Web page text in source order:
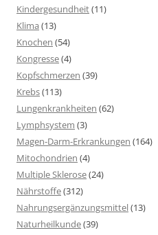
Kindergesundheit(11)
Klima (13)
Knochen (54)
Kongresse(4)
Kopfschmerzen (39)
Krebs(113)
Lungenkrankheiten (62)
Lymphsystem (3)
Magen-Darm-Erkrankungen (164)
Mitochondrien (4)
Multiple Sklerose(24)
Nährstoffe(312)
Nahrungsergänzungsmittel(13)
Naturheilkunde(39)